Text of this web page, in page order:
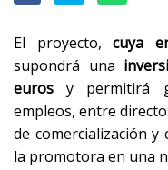
El proyecto,cuya
supondrá una
euros y permitirá
empleos, entre
de comercialización y
la promotora en una